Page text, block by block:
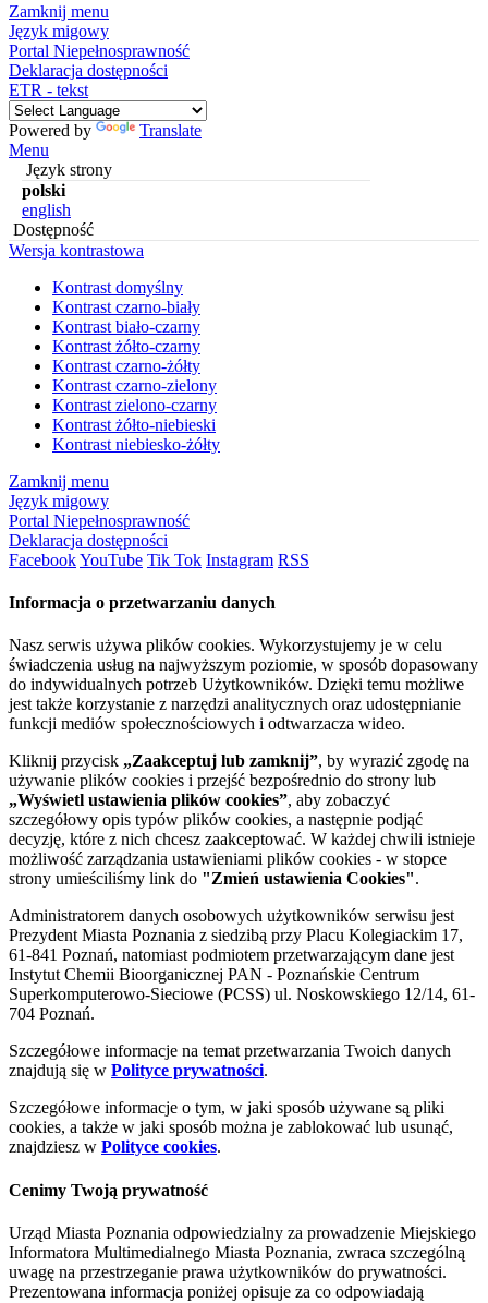
Zamknij menu
Język migowy
Portal Niepełnosprawność
Deklaracja dostępności
ETR - tekst
Powered by
Translate
Menu
Język strony
polski
english
Dostępność
Wersja kontrastowa
Kontrast domyślny
Kontrast czarno-biały
Kontrast biało-czarny
Kontrast żółto-czarny
Kontrast czarno-żółty
Kontrast czarno-zielony
Kontrast zielono-czarny
Kontrast żółto-niebieski
Kontrast niebiesko-żółty
Zamknij menu
Język migowy
Portal Niepełnosprawność
Deklaracja dostępności
FacebookYouTube Tik Tok Instagram RSS
Informacja o przetwarzaniu danych
Nasz serwis używa plików cookies. Wykorzystujemy je w celu
świadczenia usług na najwyższym poziomie, w sposób dopasowany
do indywidualnych potrzeb Użytkowników. Dzięki temu możliwe
jest także korzystanie z narzędzi analitycznych oraz udostępnianie
funkcji mediów społecznościowych i odtwarzacza wideo.
Kliknij przycisk „Zaakceptuj lub zamknij”, by wyrazić zgodę na
używanie plików cookies i przejść bezpośrednio do strony lub
„Wyświetl ustawienia plików cookies”, aby zobaczyć
szczegółowy opis typów plików cookies, a następnie podjąć
decyzję, które z nich chcesz zaakceptować. W każdej chwili istnieje
możliwość zarządzania ustawieniami plików cookies - w stopce
strony umieściliśmy link do "Zmień ustawienia Cookies".
Administratorem danych osobowych użytkowników serwisu jest
Prezydent Miasta Poznania z siedzibą przy Placu Kolegiackim 17,
61-841 Poznań, natomiast podmiotem przetwarzającym dane jest
Instytut Chemii Bioorganicznej PAN - Poznańskie Centrum
Superkomputerowo-Sieciowe (PCSS) ul. Noskowskiego 12/14, 61-
704 Poznań.
Szczegółowe informacje na temat przetwarzania Twoich danych
znajdują się w Polityce prywatności.
Szczegółowe informacje o tym, w jaki sposób używane są pliki
cookies, a także w jaki sposób można je zablokować lub usunąć,
znajdziesz w Polityce cookies.
Cenimy Twoją prywatność
Urząd Miasta Poznania odpowiedzialny za prowadzenie Miejskiego
Informatora Multimedialnego Miasta Poznania, zwraca szczególną
uwagę na przestrzeganie prawa użytkowników do prywatności.
Prezentowana informacja poniżej opisuje za co odpowiadają